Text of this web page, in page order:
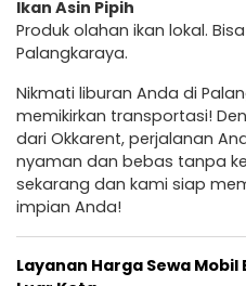
Ikan Asin Pipih
Produk olahan ikan lokal.
Palangkaraya.
Nikmati liburan Anda di
memikirkan transportasi!
dari Okkarent, perjalanan
nyaman dan bebas tanpa
sekarang dan kami siap
impian Anda!
Layanan Harga Sewa